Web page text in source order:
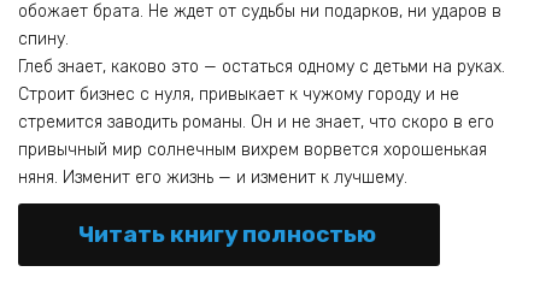
обожает брата. Не ждет от судьбы ни подарков, ни ударов в
спину.
Глеб знает, каково это — остаться одному с детьми на руках.
Строит бизнес с нуля, привыкает к чужому городу и не
стремится заводить романы. Он и не знает, что скоро в его
привычный мир солнечным вихрем ворвется хорошенькая
няня. Изменит его жизнь — и изменит к лучшему.
Читать книгу полностью